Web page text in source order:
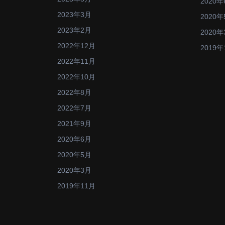
2023年3月
2023年2月
2022年12月
2022年11月
2022年10月
2022年8月
2022年7月
2021年9月
2020年6月
2020年5月
2020年3月
2019年11月
2020年
2020年
2019年